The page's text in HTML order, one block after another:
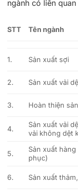
ngành có liên quan
STT Tên ngành
1. Sản xuất sợi
2. Sản xuất vải
3. Hoàn thiện
4.
Sản xuất vải
vải không dệt
5.
Sản xuất
phục)
6. Sản xuất